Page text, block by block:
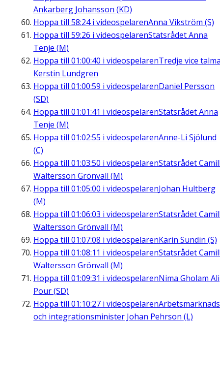
Ankarberg Johansson (KD)
Hoppa till 58:24i videospelarenAnna Vikström (S)
Hoppa till 59:26 i videospelarenStatsrådet Anna
Tenje (M)
Hoppa till 01:00:40 i videospelarenTredje vice
Kerstin Lundgren
Hoppa till 01:00:59 i videospelarenDaniel Persson
(SD)
Hoppa till 01:01:41 i videospelarenStatsrådet Anna
Tenje (M)
Hoppa till 01:02:55 i videospelarenAnne-Li Sjölund
(C)
Hoppa till 01:03:50 i videospelarenStatsrådet
Waltersson Grönvall (M)
Hoppa till 01:05:00 i videospelarenJohan Hultberg
(M)
Hoppa till 01:06:03 i videospelarenStatsrådet
Waltersson Grönvall (M)
Hoppa till 01:07:08 i videospelarenKarin Sundin (S)
Hoppa till 01:08:11 i videospelarenStatsrådet
Waltersson Grönvall (M)
Hoppa till 01:09:31 i videospelarenNima Gholam Ali
Pour (SD)
Hoppa till 01:10:27 i videospelaren
och integrationsminister Johan Pehrson (L)